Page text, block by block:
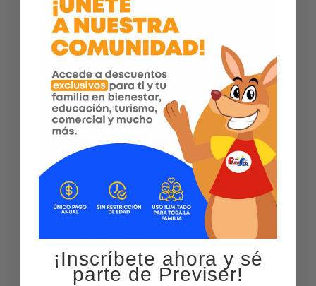
Ciudad:Manizales
Ver más
GUSTAVO ADOLFO
RESTREPO CANO –
PEREIRA
Teléfono:3137444717
Cr 18 12 75
Ciudad:Pereira
Ver más
¡Inscríbete ahora y sé
parte de Previser!